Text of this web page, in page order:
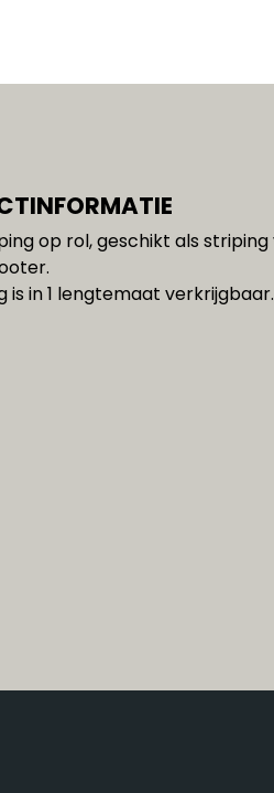
op rol, geschikt als
is in 1 lengtemaat verkrijgbaar.